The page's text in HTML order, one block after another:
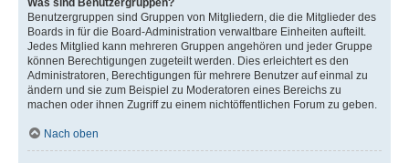
Was sind Benutzergruppen?
Benutzergruppen sind Gruppen von Mitgliedern, die die Mitglieder des
Boards in für die Board-Administration verwaltbare Einheiten aufteilt.
Jedes Mitglied kann mehreren Gruppen angehören und jeder Gruppe
können Berechtigungen zugeteilt werden. Dies erleichtert es den
Administratoren, Berechtigungen für mehrere Benutzer auf einmal zu
ändern und sie zum Beispiel zu Moderatoren eines Bereichs zu
machen oder ihnen Zugriff zu einem nichtöffentlichen Forum zu geben.
Nach oben